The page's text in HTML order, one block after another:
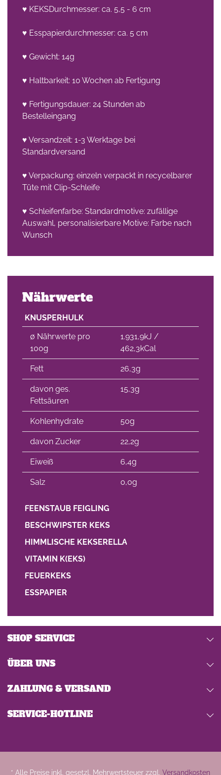
♥ KEKSDurchmesser: ca. 5,5 - 6 cm
♥ Esspapierdurchmesser: ca. 5 cm
♥ Gewicht: 14g
♥ Haltbarkeit: 10 Wochen ab Fertigung
♥ Fertigungsdauer: 24 Stunden ab
Bestelleingang
♥ Versandzeit: 1-3 Werktage bei
Standardversand
♥ Verpackung: einzeln verpackt in recycelbarer
Tüte mit Clip-Schleife
♥ Schleifenfarbe: Standardmotive: zufällige
Auswahl, personalisierbare Motive: Farbe nach
Wunsch
Nährwerte
KNUSPERHULK
∅ Nährwerte pro
100g
1.931,9kJ /
462,3kCal
Fett 26,3g
davon ges.
Fettsäuren
15,3g
Kohlenhydrate 50g
davon Zucker 22,2g
Eiweiß 6,4g
Salz 0,0g
FEENSTAUB FEIGLING
BESCHWIPSTER KEKS
HIMMLISCHE KEKSERELLA
VITAMIN K(EKS)
FEUERKEKS
ESSPAPIER
SERVICE-HOTLINE
SHOP SERVICE
ÜBER UNS
ZAHLUNG & VERSAND
* Alle Preise inkl. gesetzl. Mehrwertsteuer zzgl. Versandkosten